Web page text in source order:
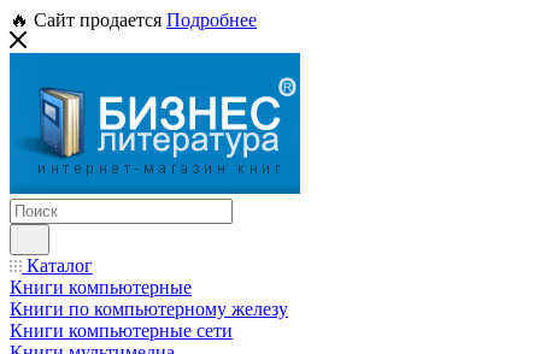
🔥 Сайт продается Подробнее
Каталог
Книги компьютерные
Книги по компьютерному железу
Книги компьютерные сети